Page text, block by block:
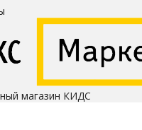
магазин КИДС